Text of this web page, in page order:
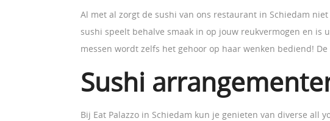
Al met al zorgt de sushi van ons restaurant in Schiedam
sushi speelt behalve smaak in op jouw reukvermogen en is
messen wordt zelfs het gehoor op haar wenken bediend!
Sushi
Bij Eat Palazzo in Schiedam kun je genieten van diverse all